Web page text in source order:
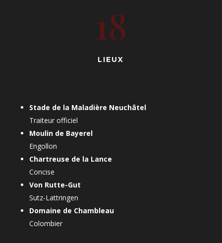
18
LIEUX
Stade de la Maladière Neuchâtel
Traiteur officiel
Moulin de Bayerel
Engollon
Chartreuse de la Lance
Concise
Von Rutte-Gut
Sutz-Lattringen
Domaine de Chambleau
Colombier